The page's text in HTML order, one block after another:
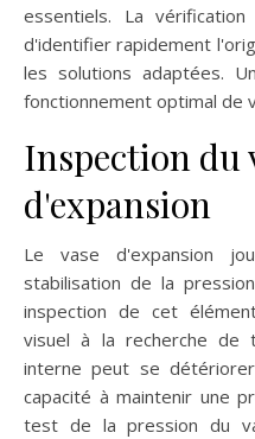
essentiels. La
d'identifier rapidement
les solutions adaptées.
fonctionnement optimal de
Inspection du
d'expansion
Le vase d'expansion
stabilisation de la
inspection de cet
visuel à la recherche de
interne peut se
capacité à maintenir une
test de la pression du